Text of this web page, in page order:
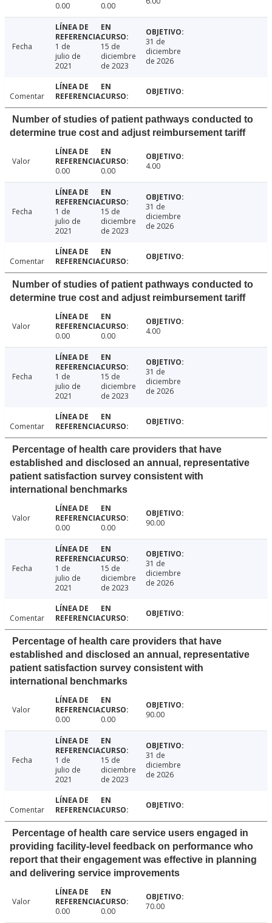
0.00
0.00
Fecha
1 de
julio de
2021
15 de
diciembre
de 2023
31 de
diciembre
de 2026
Comentar
Number of studies of patient pathways conducted to
determine true cost and adjust reimbursement tariff
Valor
0.00
0.00 4.00
Fecha
1 de
julio de
2021
15 de
diciembre
de 2023
31 de
diciembre
de 2026
Comentar
Number of studies of patient pathways conducted to
determine true cost and adjust reimbursement tariff
Valor
0.00
0.00 4.00
Fecha
1 de
julio de
2021
15 de
diciembre
de 2023
31 de
diciembre
de 2026
Comentar
Percentage of health care providers that have
established and disclosed an annual, representative
patient satisfaction survey consistent with
international benchmarks
Valor
0.00
0.00 90.00
Fecha
1 de
julio de
2021
15 de
diciembre
de 2023
31 de
diciembre
de 2026
Comentar
Percentage of health care providers that have
established and disclosed an annual, representative
patient satisfaction survey consistent with
international benchmarks
Valor
0.00
0.00 90.00
Fecha
1 de
julio de
2021
15 de
diciembre
de 2023
31 de
diciembre
de 2026
Comentar
Percentage of health care service users engaged in
providing facility-level feedback on performance who
report that their engagement was effective in planning
and delivering service improvements
Valor
0.00
0.00 70.00